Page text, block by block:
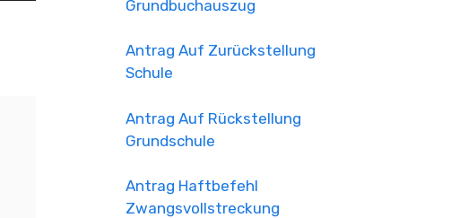
Grundbuchauszug
Antrag Auf Zurückstellung
Schule
Antrag Auf Rückstellung
Grundschule
Antrag Haftbefehl
Zwangsvollstreckung